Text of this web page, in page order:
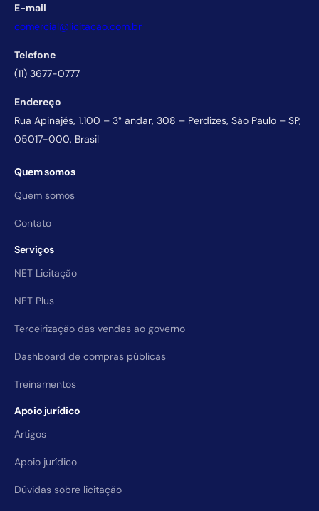
E-mail
comercial@licitacao.com.br
Telefone
(11) 3677-0777
Endereço
Rua Apinajés, 1.100 – 3° andar, 308 – Perdizes, São Paulo – SP,
05017-000, Brasil
Quem somos
Quem somos
Contato
Serviços
NET Licitação
NET Plus
Terceirização das vendas ao governo
Dashboard de compras públicas
Treinamentos
Apoio jurídico
Artigos
Apoio jurídico
Dúvidas sobre licitação